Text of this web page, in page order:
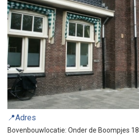
📍Adres
Bovenbouwlocatie: Onder de Boompjes 18